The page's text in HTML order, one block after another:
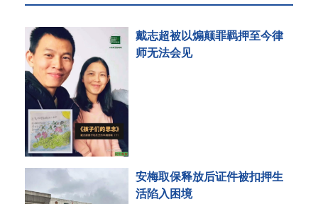
戴志超被以煽颠罪羁押至今律
师无法会见
安梅取保释放后证件被扣押生
活陷入困境